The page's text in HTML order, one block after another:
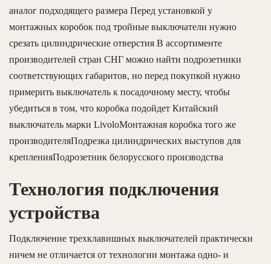
аналог подходящего размера Перед установкой у
монтажных коробок под тройные выключатели нужно
срезать цилиндрические отверстия В ассортименте
производителей стран СНГ можно найти подрозетники
соответствующих габаритов, но перед покупкой нужно
примерить выключатель к посадочному месту, чтобы
убедиться в том, что коробка подойдет Китайский
выключатель марки LivoloМонтажная коробка того же
производителяПодрезка цилиндрических выступов для
крепленияПодрозетник белорусского производства
Технология подключения
устройства
Подключение трехклавишных выключателей практически
ничем не отличается от технологии монтажа одно- и